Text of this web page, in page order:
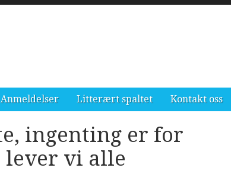
Anmeldelser Litterært spaltet Kontakt oss
ingenting er for
lever vi alle